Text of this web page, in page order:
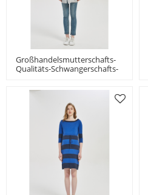
Großhandelsmutterschafts-
Qualitäts-Schwangerschafts-